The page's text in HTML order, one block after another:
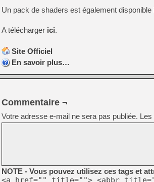
Un pack de shaders est également disponible
A télécharger ici.
Site Officiel
En savoir plus…
Commentaire ¬
Votre adresse e-mail ne sera pas publiée. Les
NOTE - Vous pouvez utilisez ces tags et
<a href="" title=""> <abbr